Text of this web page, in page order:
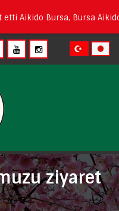
ziyaret
Aikido Bursa, Bursa